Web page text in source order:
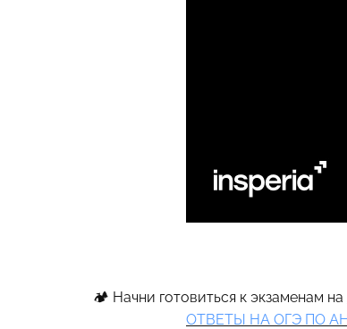
🏕 Начни готовиться к экзаменам на
ОТВЕТЫ НА ОГЭ ПО